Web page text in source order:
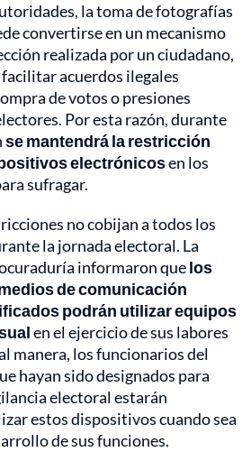
la toma de fotografías
convertirse en un mecanismo
realizada por un ciudadano,
acuerdos ilegales
de votos o presiones
Por esta razón, durante
se mantendrá la restricción
electrónicosen los
sufragar.
no cobijan a todos los
la jornada electoral. La
informaron quelos
de comunicación
podrán utilizar equipos
en el ejercicio de sus labores
manera, los funcionarios del
hayan sido designados para
electoral estarán
estos dispositivos cuando sea
de sus funciones.